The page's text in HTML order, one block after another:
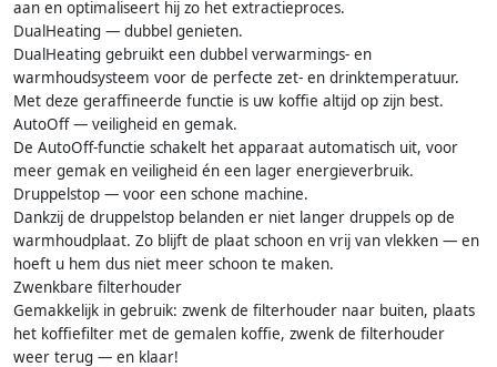
aan en optimaliseert hij zo het extractieproces.
DualHeating — dubbel genieten.
DualHeating gebruikt een dubbel verwarmings- en
warmhoudsysteem voor de perfecte zet- en drinktemperatuur.
Met deze geraffineerde functie is uw koffie altijd op zijn best.
AutoOff — veiligheid en gemak.
De AutoOff-functie schakelt het apparaat automatisch uit, voor
meer gemak en veiligheid én een lager energieverbruik.
Druppelstop — voor een schone machine.
Dankzij de druppelstop belanden er niet langer druppels op de
warmhoudplaat. Zo blijft de plaat schoon en vrij van vlekken — en
hoeft u hem dus niet meer schoon te maken.
Zwenkbare filterhouder
Gemakkelijk in gebruik: zwenk de filterhouder naar buiten, plaats
het koffiefilter met de gemalen koffie, zwenk de filterhouder
weer terug — en klaar!